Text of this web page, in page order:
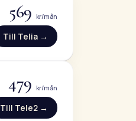
569 kr/mån
Till Telia →
479 kr/mån
Till Tele2 →